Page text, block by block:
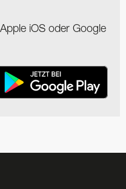
iOS oder Google